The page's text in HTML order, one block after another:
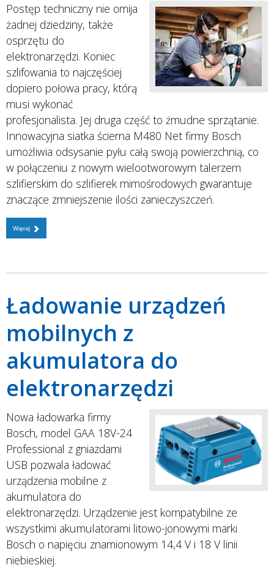
Postęp techniczny nie omija
żadnej dziedziny, także
osprzętu do
elektronarzędzi. Koniec
szlifowania to najczęściej
dopiero połowa pracy, którą
musi wykonać
profesjonalista. Jej druga część to żmudne sprzątanie.
Innowacyjna siatka ścierna M480 Net firmy Bosch
umożliwia odsysanie pyłu całą swoją powierzchnią, co
w połączeniu z nowym wielootworowym talerzem
szlifierskim do szlifierek mimośrodowych gwarantuje
znaczące zmniejszenie ilości zanieczyszczeń.
Więcej
Ładowanie urządzeń
mobilnych z
akumulatora do
elektronarzędzi
Nowa ładowarka firmy
Bosch, model GAA 18V-24
Professional z gniazdami
USB pozwala ładować
urządzenia mobilne z
akumulatora do
elektronarzędzi. Urządzenie jest kompatybilne ze
wszystkimi akumulatorami litowo-jonowymi marki
Bosch o napięciu znamionowym 14,4 V i 18 V linii
niebieskiej.